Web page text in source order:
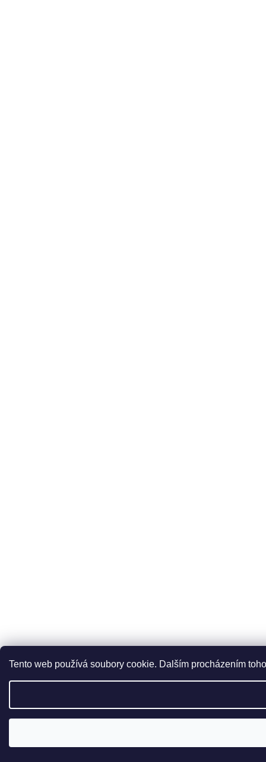
Tento web používá soubory cookie. Dalším procházením